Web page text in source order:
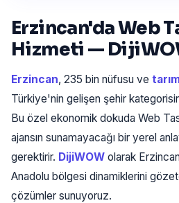
Erzincan'da Web
Hizmeti —
Erzincan, 235 bin nüfusu ve
Türkiye'nin gelişen şehir
Bu özel ekonomik dokuda Web
ajansın sunamayacağı bir yerel
gerektirir. DijiWOW olarak
Anadolu bölgesi dinamiklerini
çözümler sunuyoruz.